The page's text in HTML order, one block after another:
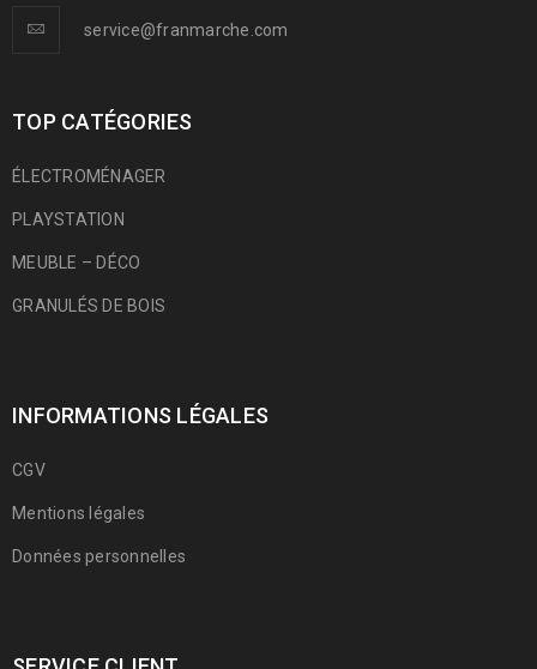
service@franmarche.com
TOP CATÉGORIES
ÉLECTROMÉNAGER
PLAYSTATION
MEUBLE – DÉCO
GRANULÉS DE BOIS
INFORMATIONS LÉGALES
CGV
Mentions légales
Données personnelles